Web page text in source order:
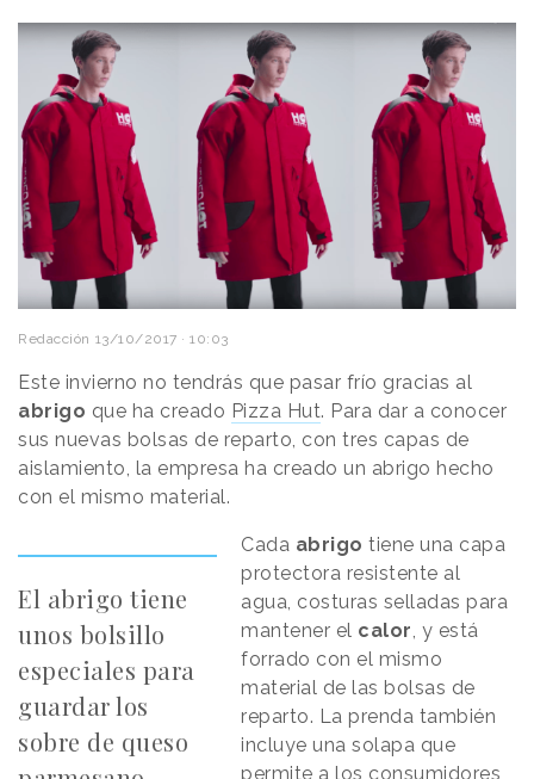
Redacción 13/10/2017 · 10:03
Este invierno no tendrás que pasar frío gracias al
abrigo que ha creado Pizza Hut. Para dar a conocer
sus nuevas bolsas de reparto, con tres capas de
aislamiento, la empresa ha creado un abrigo hecho
con el mismo material.
El abrigo tiene
unos bolsillo
especiales para
guardar los
sobre de queso
Cada abrigo tiene una capa
protectora resistente al
agua, costuras selladas para
mantener el calor, y está
forrado con el mismo
material de las bolsas de
reparto. La prenda también
incluye una solapa que
permite a los consumidores